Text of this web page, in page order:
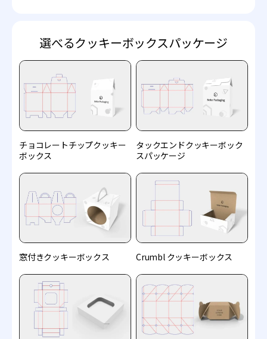
選べるクッキーボックスパッケージ
チョコレートチップクッキー
ボックス
タックエンドクッキーボック
スパッケージ
窓付きクッキーボックス Crumbl クッキーボックス